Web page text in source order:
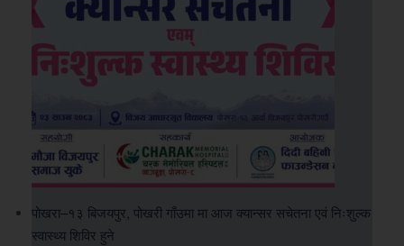
पोखरा–१३ बिजयपुर, पोखरी गाँउमा मा आज क्यान्सर सचेतना एवं निःशुल्क
स्वास्थ्य शिविर हुने